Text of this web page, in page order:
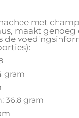
met
maakt genoeg
de
gram
36,8 gram